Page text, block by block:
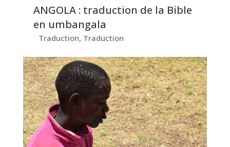
ANGOLA : traduction de la Bible
en umbangala
Traduction, Traduction